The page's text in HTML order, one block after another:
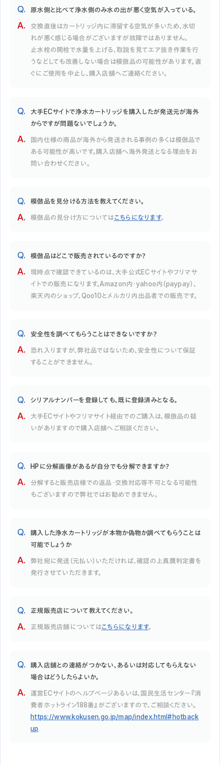
原水側と比べて浄水側のみ水の出が悪く空気が入っている。
交換直後はカートリッジ内に滞留する空気が多いため、水切
れが悪く感じる場合がございますが故障ではありません。
止水栓の開栓で水量を上げる、取説を見てエア抜き作業を行
うなどしても改善しない場合は模倣品の可能性があります。直
ぐにご使用を中止し、購入店舗へご連絡ください。
大手ECサイトで浄水カートリッジを購入したが発送元が海外
からですが問題ないでしょうか。
国内仕様の商品が海外から発送される事例の多くは模倣品で
ある可能性が高いです。購入店舗へ海外発送となる理由をお
問い合わせください。
模倣品を見分ける方法を教えてください。
模倣品の見分け方についてはこちらになります。
模倣品はどこで販売されているのですか？
現時点で確認できているのは、大手公式ECサイトやフリマサ
イトでの販売になります。Amazon内・yahoo内（paypay）、
楽天内のショップ、Qoo10とメルカリ内出品者での販売です。
安全性を調べてもらうことはできないですか？
恐れ入りますが、弊社品ではないため、安全性について保証
することができません。
シリアルナンバーを登録しても、既に登録済みとなる。
大手ECサイトやフリマサイト経由でのご購入は、模倣品の疑
いがありますので購入店舗へご相談ください。
HPに分解画像があるが自分でも分解できますか？
分解すると販売店様での返品・交換対応等不可となる可能性
もございますので弊社ではお勧めできません。
購入した浄水カートリッジが本物か偽物か調べてもらうことは
可能でしょうか
弊社宛に発送（元払い）いただければ、確認の上真贋判定書を
発行させていただきます。
正規販売店について教えてください。
正規販売店舗についてはこちらになります。
購入店舗との連絡がつかない、あるいは対応してもらえない
場合はどうしたらよいか。
運営ECサイトのヘルプページあるいは、国民生活センター『消
費者ホットライン188番』がございますので、ご相談ください。
https://www.kokusen.go.jp/map/index.html#hotback
up